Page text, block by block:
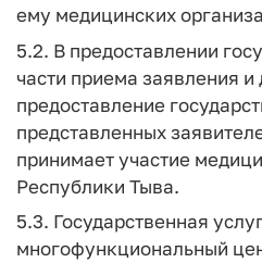
ему медицинских
5.2. В предоставлении
части приема заявления
предоставление
представленных
принимает участие
Республики Тыва.
5.3. Государственная
многофункциональный